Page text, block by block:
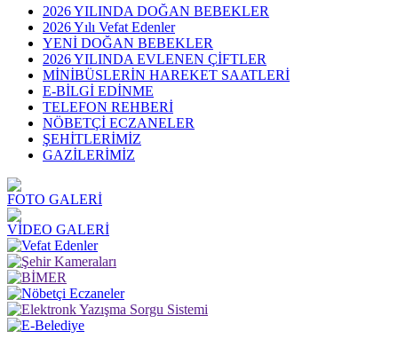
2026 YILINDA DOĞAN BEBEKLER
2026 Yılı Vefat Edenler
YENİ DOĞAN BEBEKLER
2026 YILINDA EVLENEN ÇİFTLER
MİNİBÜSLERİN HAREKET SAATLERİ
E-BİLGİ EDİNME
TELEFON REHBERİ
NÖBETÇİ ECZANELER
ŞEHİTLERİMİZ
GAZİLERİMİZ
FOTO GALERİ
VİDEO GALERİ